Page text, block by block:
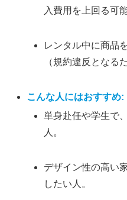
入費用を上回る可
レンタル中に商品
（規約違反となる
こんな人にはおすすめ:
単身赴任や学生で
人。
デザイン性の高い
したい人。